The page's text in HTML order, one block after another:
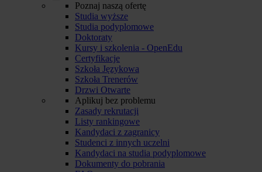
Poznaj naszą ofertę
Studia wyższe
Studia podyplomowe
Doktoraty
Kursy i szkolenia - OpenEdu
Certyfikacje
Szkoła Językowa
Szkoła Trenerów
Drzwi Otwarte
Aplikuj bez problemu
Zasady rekrutacji
Listy rankingowe
Kandydaci z zagranicy
Studenci z innych uczelni
Kandydaci na studia podyplomowe
Dokumenty do pobrania